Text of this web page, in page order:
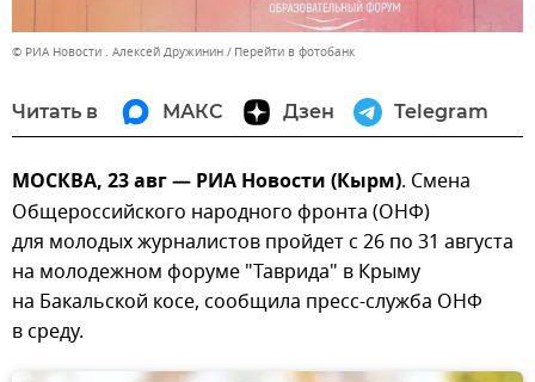
© РИА Новости . Алексей Дружинин Перейти в фотобанк
Читать в МАКС Дзен Telegram
МОСКВА, 23 авг — РИА Новости (Кырм). Смена
Общероссийского народного фронта (ОНФ)
для молодых журналистов пройдет с 26 по 31 августа
на молодежном форуме "Таврида" в Крыму
на Бакальской косе, сообщила пресс-служба ОНФ
в среду.